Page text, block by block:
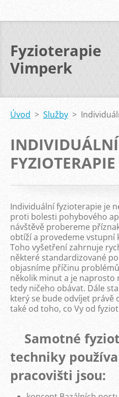
Fyzioterapie
Vimperk
Úvod > Služby >
INDIVIDUÁLNÍ
FYZIOTERAPIE
Individuální fyzioterapie je
proti bolesti pohybového
návštěvě probereme
obtíží a provedeme vstupní
Toho vyšetření zahrnuje
některé standardizované
objasníme příčinu
několik minut a je naprosto
tedy ničeho obávat. Dále
který se bude odvíjet právě
také od toho, co Vy od
Samotné
techniky
pracovišti jsou: